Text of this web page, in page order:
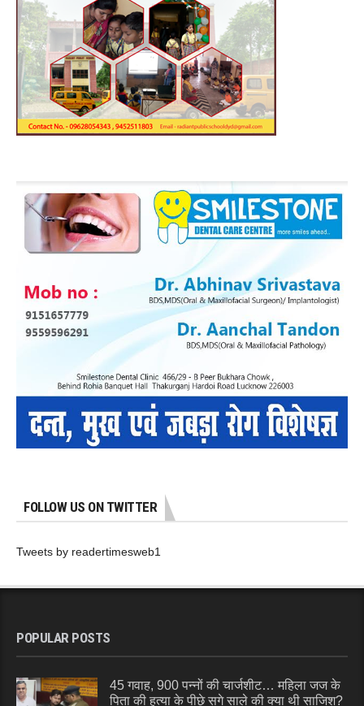
FOLLOW US ON TWITTER
Tweets by readertimesweb1
POPULAR POSTS
45 गवाह, 900 पन्नों की चार्जशीट… महिला जज के
पिता की हत्या के पीछे सगे साले की क्या थी साजिश?